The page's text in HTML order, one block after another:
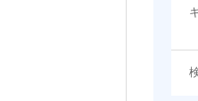
営業・アカウントエグゼク
開発言語・フレームワー